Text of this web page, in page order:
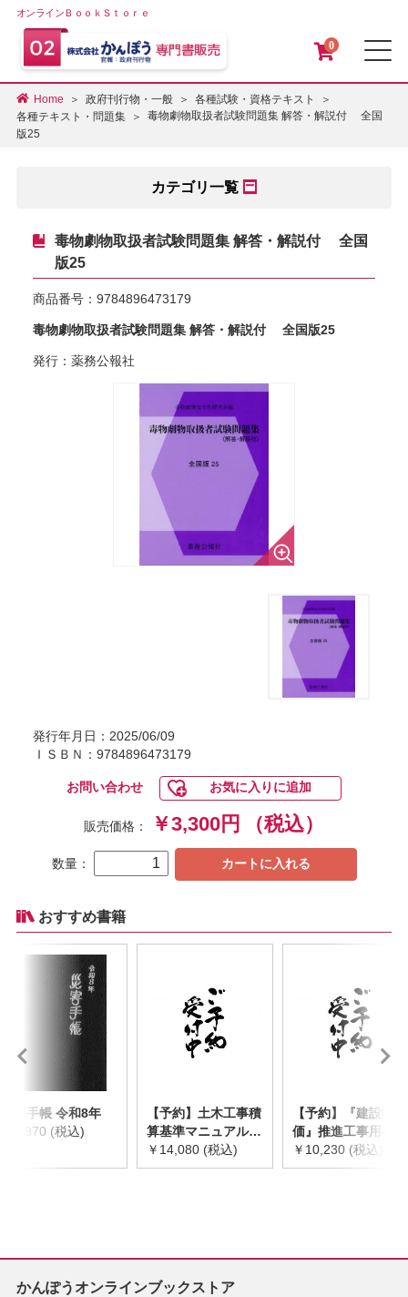
オンラインＢｏｏｋＳｔｏｒｅ
0
Home 政府刊行物・一般
各種試験・資格テキスト
各種テキスト・問題集
毒物劇物取扱者試験問題集 解答・解説付 全国
版25
カテゴリ一覧
毒物劇物取扱者試験問題集 解答・解説付 全国
版25
商品番号： 9784896473179
毒物劇物取扱者試験問題集 解答・解説付 全国版25
発行：薬務公報社
発行年月日：2025/06/09
ＩＳＢＮ：9784896473179
お問い合わせ お気に入りに追加
販売価格： ￥3,300円 （税込）
数量： カートに入れる
おすすめ書籍
災害手帳 令和8年
￥2,970 (税込)
【予約】土木工事積
算基準マニュアル
令和8年度版
※2026年8月下旬発
￥14,080 (税込)
【予約】『建設物
価』推進工事用機械
器具等基礎価格表
2026年度版
￥10,230 (税込)
かんぽうオンラインブックストア